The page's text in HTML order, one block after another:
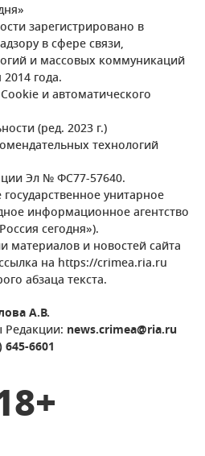
зарегистрировано в
в сфере связи,
и массовых коммуникаций
года.
и автоматического
(ред. 2023 г.)
технологий
Эл № ФС77-57640.
унитарное
информационное агентство
сегодня»).
и новостей сайта
на https://crimea.ria.ru
абзаца текста.
А.В.
Редакции: news.crimea@ria.ru
645-6601